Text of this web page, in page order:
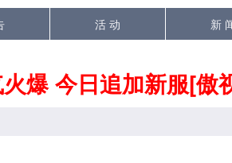
活 动 新
爆 今日追加新服[傲